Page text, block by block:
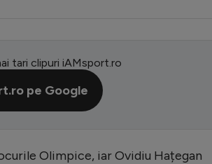
tari clipuri iAMsport.ro
pe Google
Olimpice, iar Ovidiu Hațegan